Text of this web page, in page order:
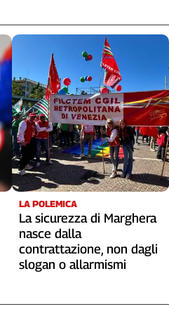
LA POLEMICA
La sicurezza di Marghera
nasce dalla
contrattazione, non dagli
slogan o allarmismi